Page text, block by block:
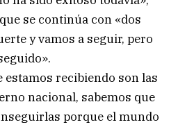
se continúa con «dos
y vamos a seguir, pero
estamos recibiendo son las
nacional, sabemos que
porque el mundo